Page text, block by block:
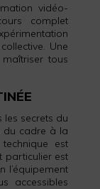
vidéo-
complet
Une
tous
secrets du
du cadre à la
est
particulier est
l’équipement
accessibles